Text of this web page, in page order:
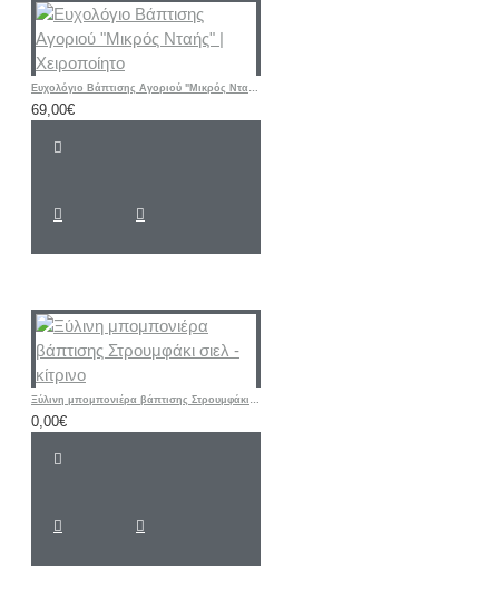
Ευχολόγιο Βάπτισης Αγοριού "Μικρός Νταής" | Χειροποίητο
69,00€
Ξύλινη μπομπονιέρα βάπτισης Στρουμφάκι σιελ - κίτρινο
0,00€